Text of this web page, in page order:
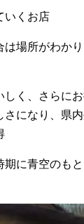
いくお店
は場所がわか
しく、さらに
さになり、県
に青空のも